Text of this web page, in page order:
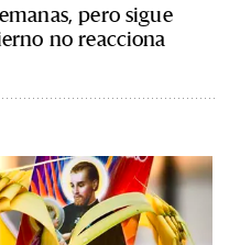
pero sigue
no reacciona